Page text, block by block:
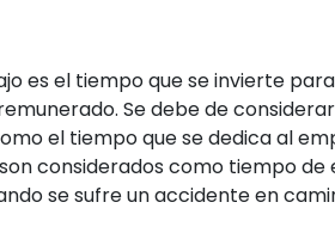
es el tiempo que se invierte
Se debe de
el tiempo que se dedica al
considerados como tiempo de
se sufre un accidente en